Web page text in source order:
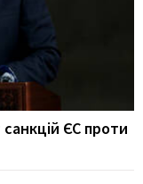
санкцій ЄС проти